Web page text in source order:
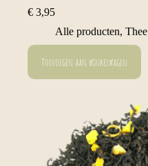
€ 3,95
Alle producten, Thee
Toevoegen aan winkelwagen